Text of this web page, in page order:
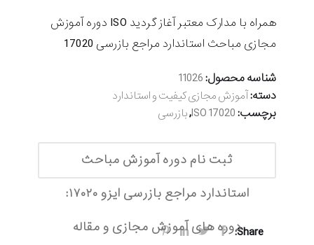
همراه با مدارک معتبر آغاز گردید ISO دوره آموزش
مجازی مباحث استاندارد مراجع بازرسی 17020
شناسه محصول:11026
دسته:آموزش مجازی کیفیت و استاندارد
برچسب:ISO 17020
,بازرسی
ثبت نام دوره آموزش مباحث
استاندارد مراجع بازرسی ایزو ۱۷۰۲۰:
دوره های آموزش مجازی و مقالهShare: